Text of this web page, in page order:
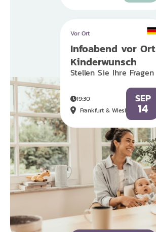
Vor Ort
Infoabend vor Ort
Kinderwunsch
Stellen Sie Ihre Fragen
19:30
Frankfurt & Wiesbaden
SEP
14